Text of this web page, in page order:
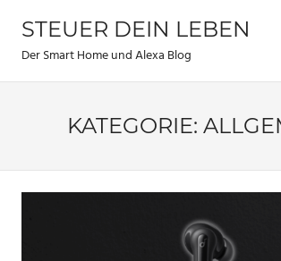
Inhalt
springen
STEUER DEIN LEBEN
Der Smart Home und Alexa Blog
KATEGORIE: